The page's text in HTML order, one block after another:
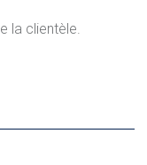
la clientèle.